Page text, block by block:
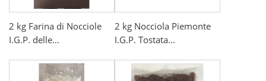
2 kg Farina di Nocciole
I.G.P. delle...
2 kg Nocciola Piemonte
I.G.P. Tostata...